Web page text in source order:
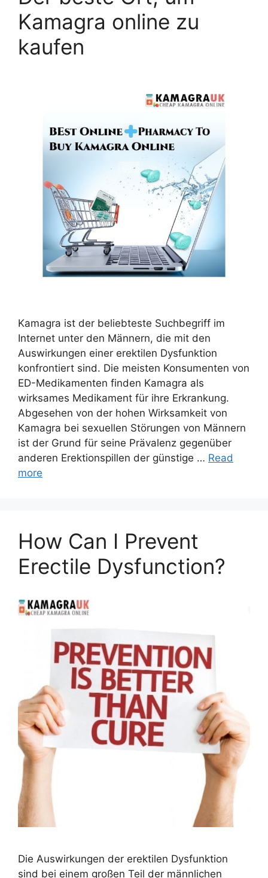
Kamagra online zu
kaufen
Kamagra ist der beliebteste Suchbegriff im
Internet unter den Männern, die mit den
Auswirkungen einer erektilen Dysfunktion
konfrontiert sind. Die meisten Konsumenten von
ED-Medikamenten finden Kamagra als
wirksames Medikament für ihre Erkrankung.
Abgesehen von der hohen Wirksamkeit von
Kamagra bei sexuellen Störungen von Männern
ist der Grund für seine Prävalenz gegenüber
anderen Erektionspillen der günstige … Read
more
How Can I Prevent
Erectile Dysfunction?
Die Auswirkungen der erektilen Dysfunktion
sind bei einem großen Teil der männlichen